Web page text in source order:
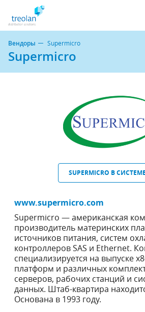
Вендоры Supermicro
Supermicro
SUPERMICRO В
www.supermicro.com
Supermicro — американская
производитель материнских
источников питания, систем
контроллеров SAS и Ethernet.
специализируется на выпуске
платформ и различных
серверов, рабочих станций и
данных. Штаб-квартира
Основана в 1993 году.